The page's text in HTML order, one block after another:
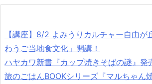
【講座】8/2 よみうりカルチャー自由が
わうご当地食文化」開講！
ハヤカワ新書『カップ焼きそばの謎』発
旅のごはんBOOKシリーズ『マルちゃん